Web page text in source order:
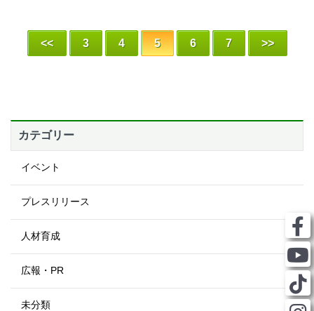
<< 3 4 5 6 7 >>
カテゴリー
イベント
プレスリリース
人材育成
広報・PR
未分類